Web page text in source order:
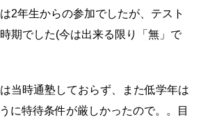
2年生からの参加でしたが、テスト
期でした(今は出来る限り「無」で
当時通塾しておらず、また低学年は
に特待条件が厳しかったので。。目